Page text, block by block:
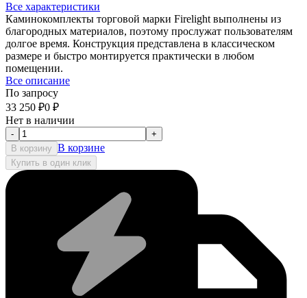
Все характеристики
Каминокомплекты торговой марки Firelight выполнены из
благородных материалов, поэтому прослужат пользователям
долгое время. Конструкция представлена в классическом
размере и быстро монтируется практически в любом
помещении.
Все описание
По запросу
33 250 ₽0 ₽
Нет в наличии
-
+
В корзину В корзине
Купить в один клик